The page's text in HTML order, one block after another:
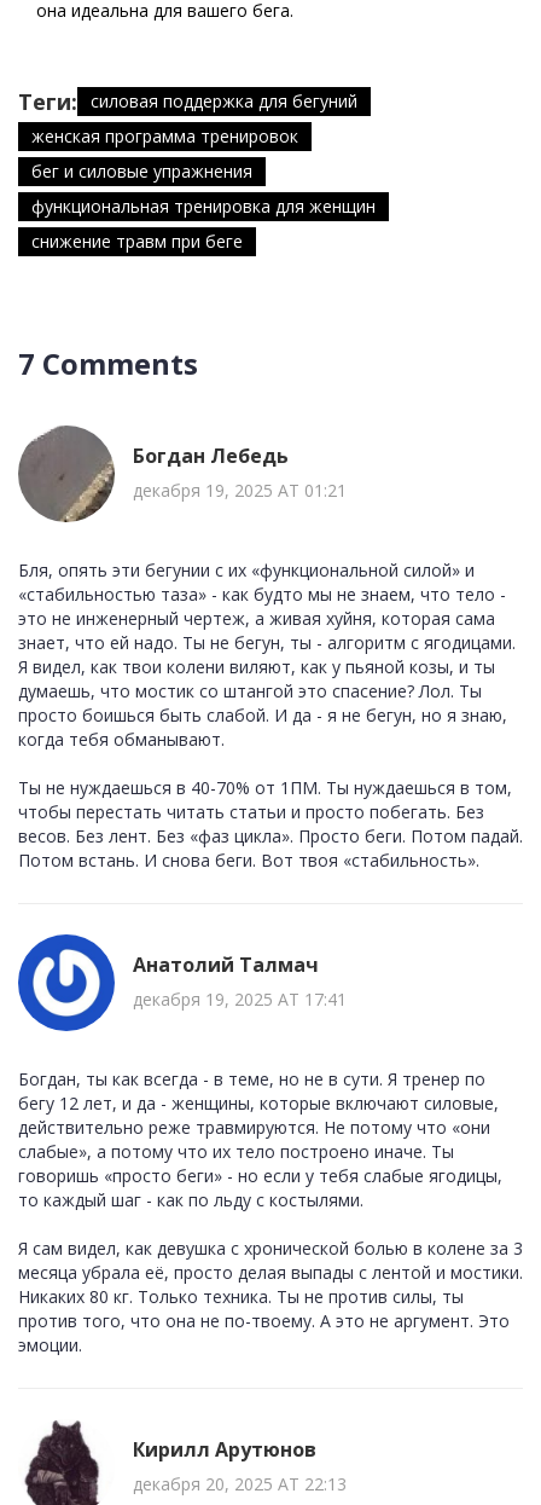
она идеальна для вашего бега.
Теги:
силовая поддержка для бегуний
женская программа тренировок
бег и силовые упражнения
функциональная тренировка для женщин
снижение травм при беге
7 Comments
Богдан Лебедь
декабря 19, 2025 AT 01:21
Бля, опять эти бегунии с их «функциональной силой» и
«стабильностью таза» - как будто мы не знаем, что тело -
это не инженерный чертеж, а живая хуйня, которая сама
знает, что ей надо. Ты не бегун, ты - алгоритм с ягодицами.
Я видел, как твои колени виляют, как у пьяной козы, и ты
думаешь, что мостик со штангой это спасение? Лол. Ты
просто боишься быть слабой. И да - я не бегун, но я знаю,
когда тебя обманывают.
Ты не нуждаешься в 40-70% от 1ПМ. Ты нуждаешься в том,
чтобы перестать читать статьи и просто побегать. Без
весов. Без лент. Без «фаз цикла». Просто беги. Потом падай.
Потом встань. И снова беги. Вот твоя «стабильность».
Анатолий Талмач
декабря 19, 2025 AT 17:41
Богдан, ты как всегда - в теме, но не в сути. Я тренер по
бегу 12 лет, и да - женщины, которые включают силовые,
действительно реже травмируются. Не потому что «они
слабые», а потому что их тело построено иначе. Ты
говоришь «просто беги» - но если у тебя слабые ягодицы,
то каждый шаг - как по льду с костылями.
Я сам видел, как девушка с хронической болью в колене за 3
месяца убрала её, просто делая выпады с лентой и мостики.
Никаких 80 кг. Только техника. Ты не против силы, ты
против того, что она не по-твоему. А это не аргумент. Это
эмоции.
Кирилл Арутюнов
декабря 20, 2025 AT 22:13